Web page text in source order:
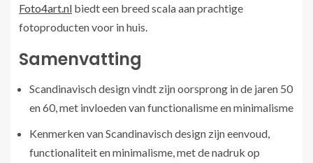
Foto4art.nl biedt een breed scala aan prachtige
fotoproducten voor in huis.
Samenvatting
Scandinavisch design vindt zijn oorsprong in de jaren 50
en 60, met invloeden van functionalisme en minimalisme
Kenmerken van Scandinavisch design zijn eenvoud,
functionaliteit en minimalisme, met de nadruk op